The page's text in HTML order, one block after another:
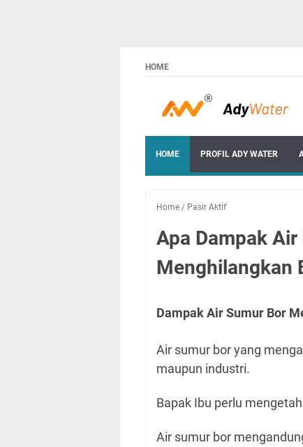
HOME
HOME PROFIL ADY WATER
Home / Pasir Aktif
Apa Dampak
Menghilangkan
Dampak Air Sumur Bor
Air sumur bor yang
maupun industri.
Bapak Ibu perlu
Air sumur bor